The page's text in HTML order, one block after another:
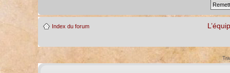
Index du forum